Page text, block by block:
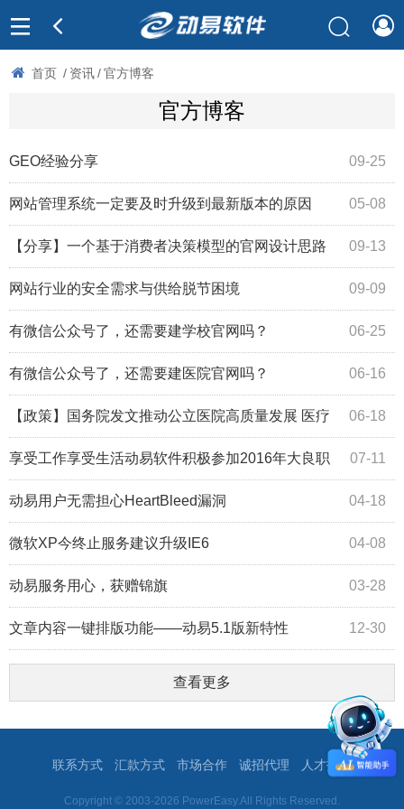
首页 / 资讯 / 官方博客
官方博客
09-25
GEO经验分享
05-08
网站管理系统一定要及时升级到最新版本的原因
09-13
【分享】一个基于消费者决策模型的官网设计思路
09-09
网站行业的安全需求与供给脱节困境
06-25
有微信公众号了，还需要建学校官网吗？
06-16
有微信公众号了，还需要建医院官网吗？
06-18
【政策】国务院发文推动公立医院高质量发展 医疗
信息化将提速 07-11
享受工作享受生活动易软件积极参加2016年大良职
工体育节 04-18
动易用户无需担心HeartBleed漏洞
04-08
微软XP今终止服务建议升级IE6
03-28
动易服务用心，获赠锦旗
12-30
文章内容一键排版功能——动易5.1版新特性
查看更多
联系方式 汇款方式 市场合作 诚招代理 人才招聘
Copyright © 2003-2026 PowerEasy.All Rights Reserved.